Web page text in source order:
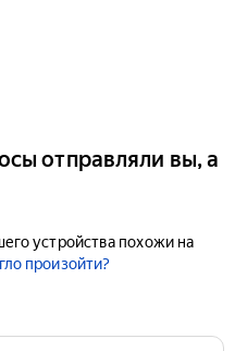
отправляли вы, а
устройства похожи на
произойти?